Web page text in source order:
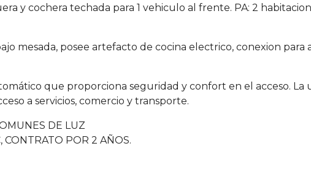
y cochera techada para 1 vehiculo al frente. PA: 2
mesada, posee artefacto de cocina electrico, conexion para
que proporciona seguridad y confort en el acceso. La
a servicios, comercio y transporte.
DE LUZ
POR 2 AÑOS.